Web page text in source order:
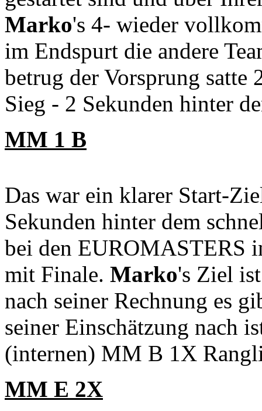
Marko's 4- wieder
im Endspurt die andere
betrug der Vorsprung
Sieg - 2 Sekunden hinter
MM 1 B
Das war ein klarer Start-
Sekunden hinter dem
bei den EUROMASTERS
mit Finale. Marko's Ziel
nach seiner Rechnung es
seiner Einschätzung nach
(internen) MM B 1X
MM E 2X